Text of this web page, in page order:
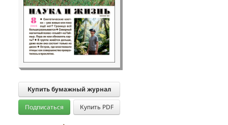
Купить бумажный журнал
Подписаться Купить PDF